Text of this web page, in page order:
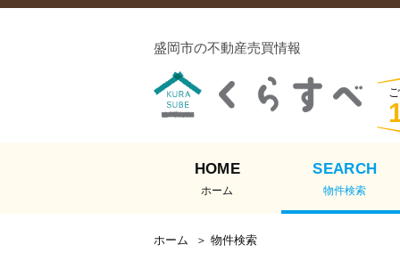
盛岡市の不動産売買情報
HOME
ホーム
SEARCH
物件検索
ホーム 物件検索